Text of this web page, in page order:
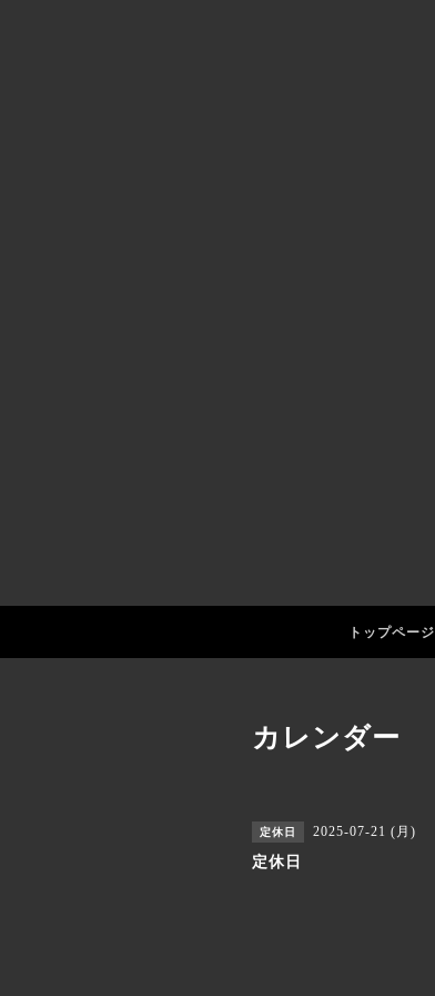
トップページ
カレンダー
定休日 2025-07-21 (月)
定休日